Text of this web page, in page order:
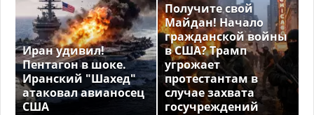
Иран удивил!
Пентагон в шоке.
Иранский "Шахед"
атаковал авианосец
США
Получите свой
Майдан! Начало
гражданской войны
в США? Трамп
угрожает
протестантам в
случае захвата
госучреждений